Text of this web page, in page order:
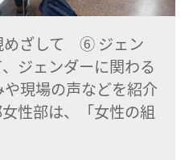
めざして ⑥ ジェン
ジェンダーに関わる
現場の声などを紹介
性部は、「女性の組